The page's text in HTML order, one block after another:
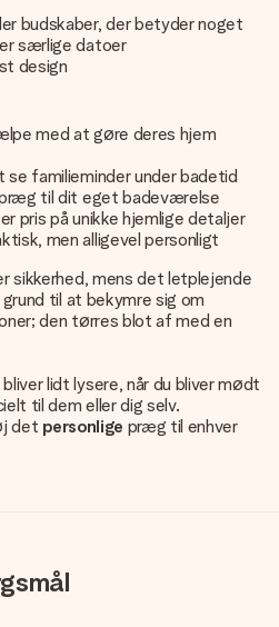
budskaber, der betyder noget
særlige datoer
design
med at gøre deres hjem
se familieminder under badetid
til dit eget badeværelse
pris på unikke hjemlige detaljer
men alligevel personligt
sikkerhed, mens det letplejende
til at bekymre sig om
den tørres blot af med en
lidt lysere, når du bliver mødt
til dem eller dig selv.
det personlige præg til enhver